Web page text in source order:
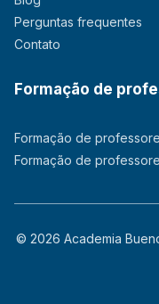
Perguntas frequentes
Contato
Formação de
Formação de
Formação de
© 2026 Academia